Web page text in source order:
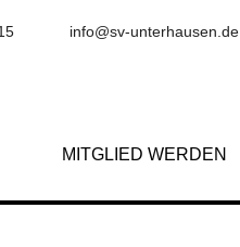
info@sv-unterhausen.de
MITGLIED WERDEN